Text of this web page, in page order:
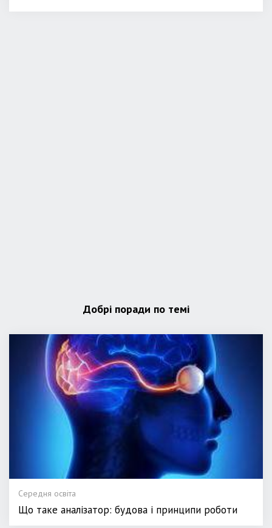
Добрі поради по темі
Середня освіта
Що таке аналізатор: будова і принципи роботи